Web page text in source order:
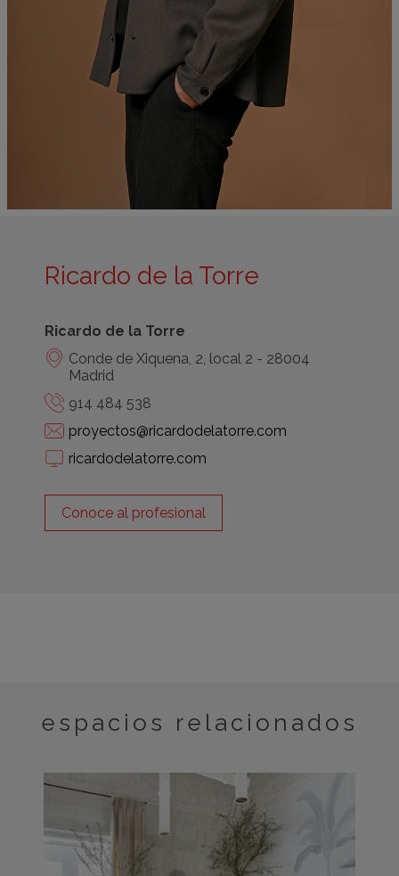
Ricardo de la Torre
Ricardo de la Torre
Conde de Xiquena, 2, local 2 - 28004
Madrid
914 484 538
proyectos@ricardodelatorre.com
ricardodelatorre.com
Conoce al profesional
espacios relacionados